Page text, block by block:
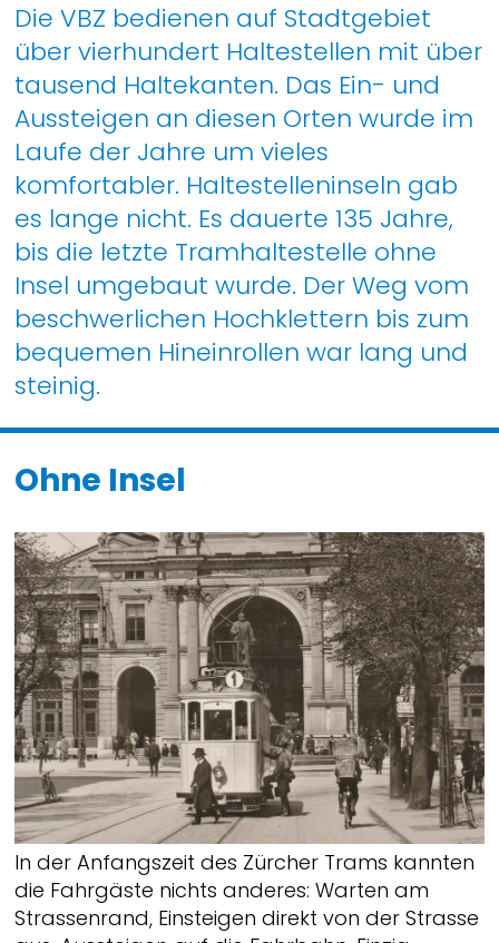
Die VBZ bedienen auf Stadtgebiet
über vierhundert Haltestellen mit über
tausend Haltekanten. Das Ein- und
Aussteigen an diesen Orten wurde im
Laufe der Jahre um vieles
komfortabler. Haltestelleninseln gab
es lange nicht. Es dauerte 135 Jahre,
bis die letzte Tramhaltestelle ohne
Insel umgebaut wurde. Der Weg vom
beschwerlichen Hochklettern bis zum
bequemen Hineinrollen war lang und
steinig.
Ohne Insel
In der Anfangszeit des Zürcher Trams kannten
die Fahrgäste nichts anderes: Warten am
Strassenrand, Einsteigen direkt von der Strasse